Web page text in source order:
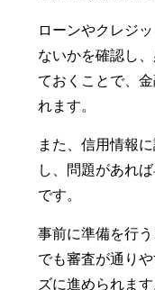
ローンやクレジ
ないかを確認し
ておくことで、
れます。
また、信用情報
し、問題があれ
です。
事前に準備を行
でも審査が通り
ズに進められます